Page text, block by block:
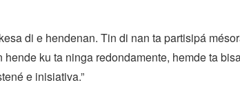
di e hendenan. Tin di nan ta partisipá
ku ta ninga redondamente, hemde ta
e inisiativa.”